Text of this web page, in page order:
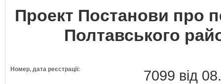
Проект Постанови про
Полтавського
Номер, дата реєстрації: 7099 від